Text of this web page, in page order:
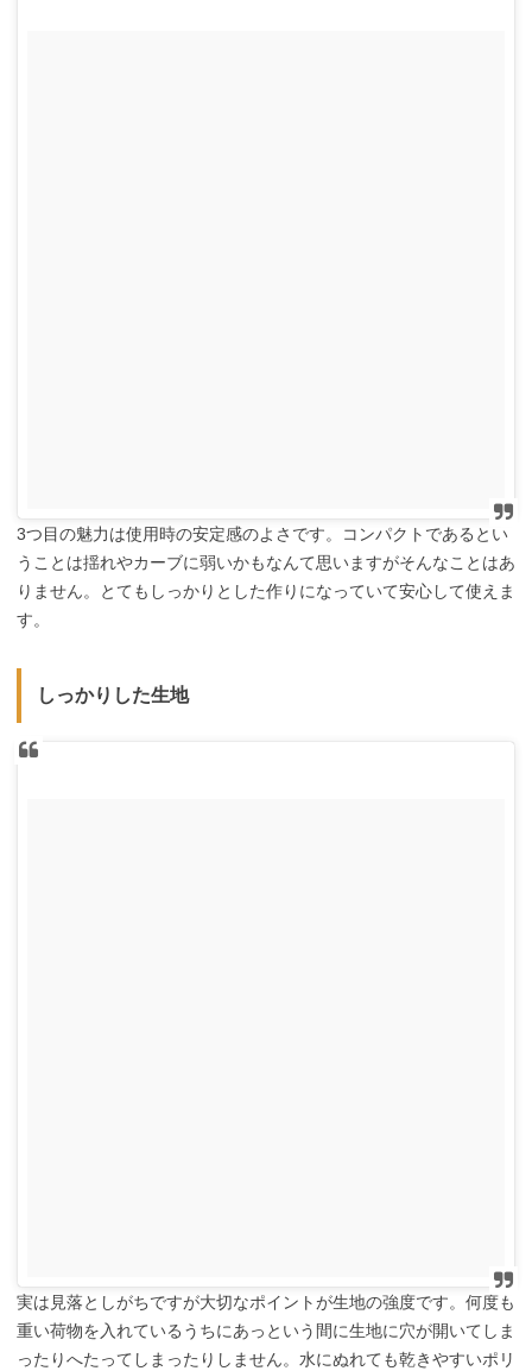
3つ目の魅力は使用時の安定感のよさです。コンパクトであるとい
うことは揺れやカーブに弱いかもなんて思いますがそんなことはあ
りません。とてもしっかりとした作りになっていて安心して使えま
す。
しっかりした生地
実は見落としがちですが大切なポイントが生地の強度です。何度も
重い荷物を入れているうちにあっという間に生地に穴が開いてしま
ったりへたってしまったりしません。水にぬれても乾きやすいポリ